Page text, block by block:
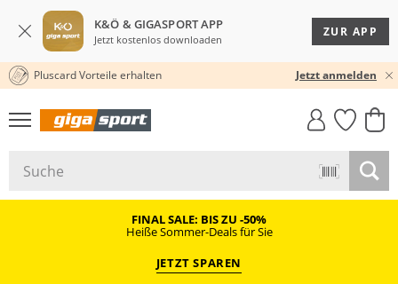
K&Ö & GIGASPORT APP
Jetzt kostenlos downloaden
ZUR APP
30 TAGE RÜCKGABERECHT
Pluscard Vorteile erhalten Jetzt anmelden
GIGASTYLE
FAHRRAD­
MUST-HAVE
FINAL SALE: BIS ZU -50%
Heiße Sommer-Deals für Sie
JETZT SPAREN